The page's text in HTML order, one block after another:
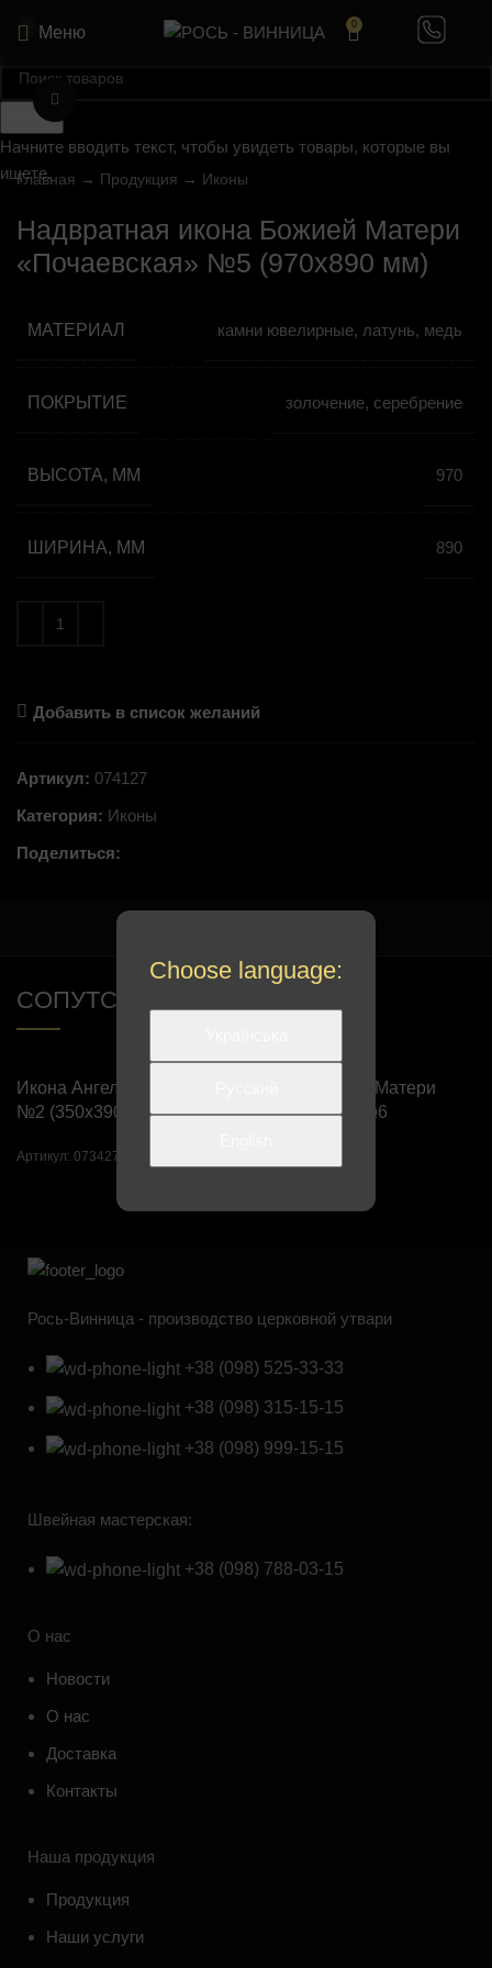
Меню 0
Главная → Продукция → Иконы
Надвратная икона Божией Матери
«Почаевская» №5 (970х890 мм)
МАТЕРИАЛ камни ювелирные, латунь, медь
ПОКРЫТИЕ золочение, серебрение
ВЫСОТА, ММ 970
ШИРИНА, ММ 890
Добавить в список желаний
Артикул: 074127
Категория: Иконы
Поделиться:
СОПУТСТВУЮЩИЕ ТОВАРЫ
Икона Ангела-хранителя
№2 (350х390 мм)
Артикул: 073427
Икона Божией Матери
«Казанская» №6
Рось-Винница - производство церковной утвари
+38 (098) 525-33-33
+38 (098) 315-15-15
+38 (098) 999-15-15
Швейная мастерская:
+38 (098) 788-03-15
О нас
Новости
О нас
Доставка
Контакты
Наша продукция
Продукция
Наши услуги
Поиск
Начните вводить текст, чтобы увидеть товары, которые вы
ищете.
Choose language: